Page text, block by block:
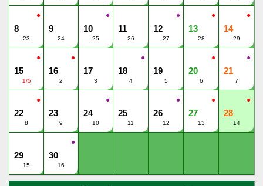
●
8
23
9
24
●
10
25
11
26
●
12
27
●
13
28
●
14
29
●
15
1/5
●
16
2
17
3
●
18
4
19
5
●
20
6
●
21
7
●
22
8
23
9
●
24
10
25
11
●
26
12
●
27
13
●
28
14
29
15
●
30
16